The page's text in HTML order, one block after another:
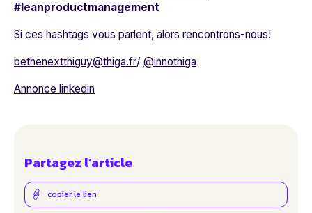
#leanproductmanagement
Si ces hashtags vous parlent, alors rencontrons-nous!
bethenextthiguy@thiga.fr/ @innothiga
Annonce linkedin
Partagez l’article
copier le lien